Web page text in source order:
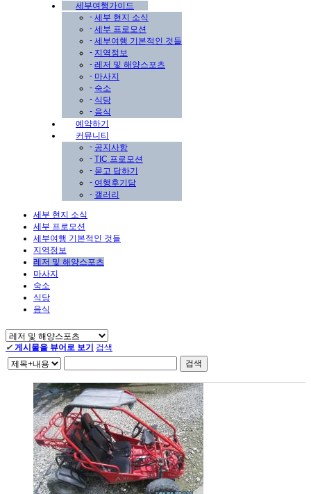
세부여행가이드
- 세부 현지 소식
- 세부 프로모션
- 세부여행 기본적인 것들
- 지역정보
- 레저 및 해양스포츠
- 마사지
- 숙소
- 식당
- 음식
예약하기
커뮤니티
- 공지사항
- TIC 프로모션
- 묻고 답하기
- 여행후기담
- 갤러리
세부 현지 소식
세부 프로모션
세부여행 기본적인 것들
지역정보
레저 및 해양스포츠
마사지
숙소
식당
음식
✔ 게시물을 뷰어로 보기
검색
검색